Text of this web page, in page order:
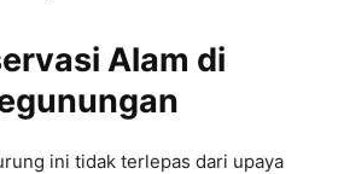
Alam di
ini tidak terlepas dari upaya